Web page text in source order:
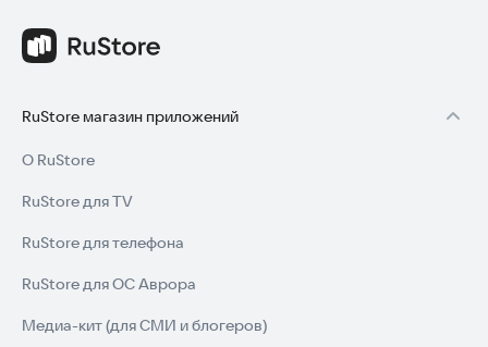
RuStore магазин приложений
О RuStore
RuStore для TV
RuStore для телефона
RuStore для ОС Аврора
Медиа-кит (для СМИ и блогеров)